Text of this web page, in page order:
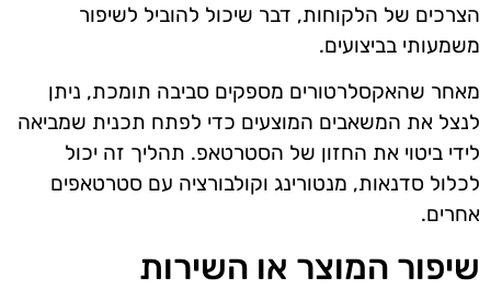
הצרכים של הלקוחות, דבר שיכול להוביל לשיפור
משמעותי בביצועים.
מאחר שהאקסלרטורים מספקים סביבה תומכת, ניתן
לנצל את המשאבים המוצעים כדי לפתח תכנית שמביאה
לידי ביטוי את החזון של הסטרטאפ. תהליך זה יכול
לכלול סדנאות, מנטורינג וקולבורציה עם סטרטאפים
אחרים.
שיפור המוצר או השירות